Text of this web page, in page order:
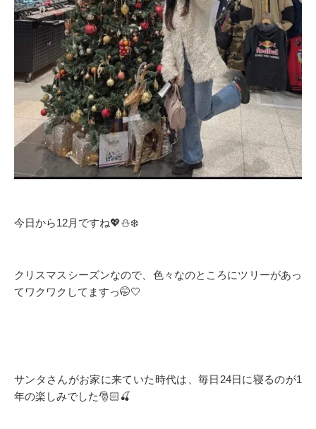
今日から12月ですね💖⛄️❄️
クリスマスシーズンなので、色々なのところにツリーがあっ
てワクワクしてますっ🤭🤍
サンタさんがお家に来ていた時代は、毎日24日に寝るのが1
年の楽しみでした🎅🏻🍒